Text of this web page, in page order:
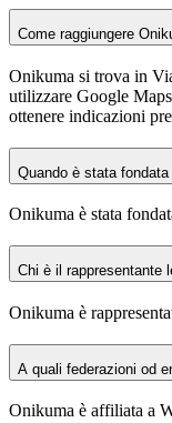
Come raggiungere
Onikuma si trova in
utilizzare Google
ottenere indicazioni
Quando è stata
Onikuma è stata
Chi è il rappresentante
Onikuma è
A quali federazioni od
Onikuma è affiliata a